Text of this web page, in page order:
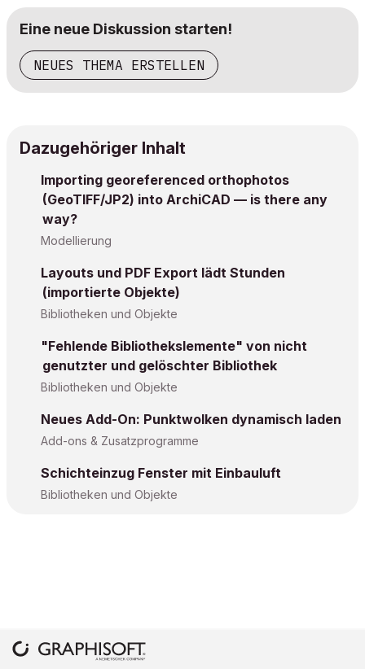
Eine neue Diskussion starten!
NEUES THEMA ERSTELLEN
Dazugehöriger Inhalt
Importing georeferenced orthophotos
(GeoTIFF/JP2) into ArchiCAD — is there any
way?
Modellierung
Layouts und PDF Export lädt Stunden
(importierte Objekte)
Bibliotheken und Objekte
"Fehlende Bibliothekslemente" von nicht
genutzter und gelöschter Bibliothek
Bibliotheken und Objekte
Neues Add-On: Punktwolken dynamisch laden
Add-ons & Zusatzprogramme
Schichteinzug Fenster mit Einbauluft
Bibliotheken und Objekte